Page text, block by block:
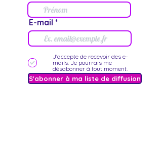
E-mail
J'accepte de recevoir des e-
mails. Je pourrais me
désabonner à tout moment.
S'abonner à ma liste de diffusion